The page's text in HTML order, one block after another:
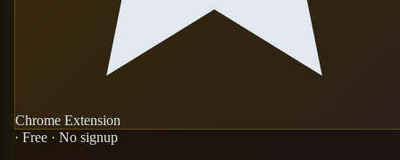
Chrome Extension
· Free · No signup